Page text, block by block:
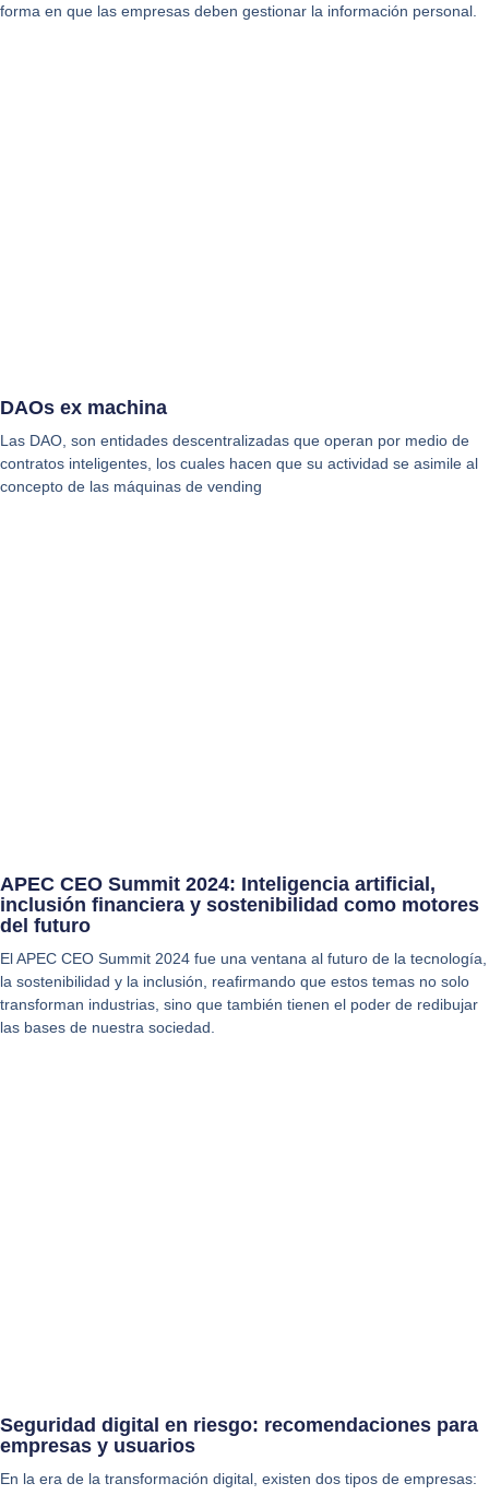
forma en que las empresas deben gestionar la información personal.
DAOs ex machina
Las DAO, son entidades descentralizadas que operan por medio de
contratos inteligentes, los cuales hacen que su actividad se asimile al
concepto de las máquinas de vending
APEC CEO Summit 2024: Inteligencia artiﬁcial,
inclusión ﬁnanciera y sostenibilidad como motores
del futuro
El APEC CEO Summit 2024 fue una ventana al futuro de la tecnología,
la sostenibilidad y la inclusión, reaﬁrmando que estos temas no solo
transforman industrias, sino que también tienen el poder de redibujar
las bases de nuestra sociedad.
Seguridad digital en riesgo: recomendaciones para
empresas y usuarios
En la era de la transformación digital, existen dos tipos de empresas: